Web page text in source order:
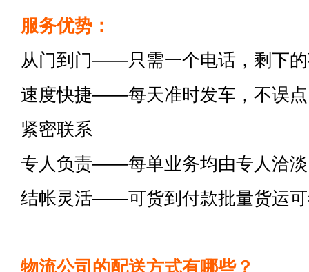
服务优势：
从门到门——只需一个电话，剩下
速度快捷——每天准时发车，不误
紧密联系
专人负责——每单业务均由专人洽
结帐灵活——可货到付款批量货运
物流公司的配送方式有哪些？